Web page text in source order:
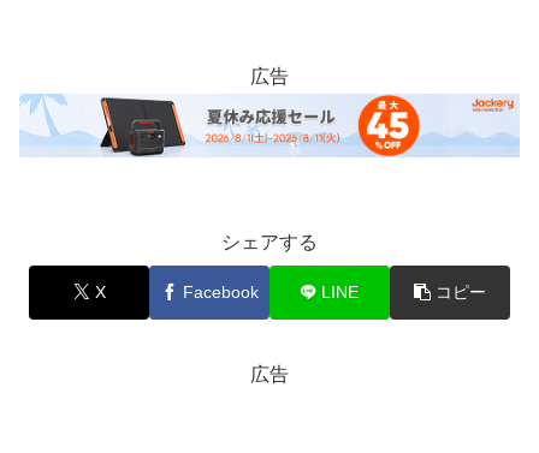
広告
シェアする
X Facebook LINE コピー
広告